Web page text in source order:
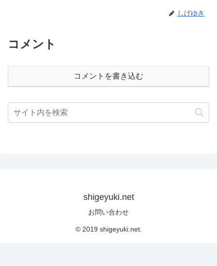
しげゆき
コメント
コメントを書き込む
shigeyuki.net
お問い合わせ
© 2019 shigeyuki.net.